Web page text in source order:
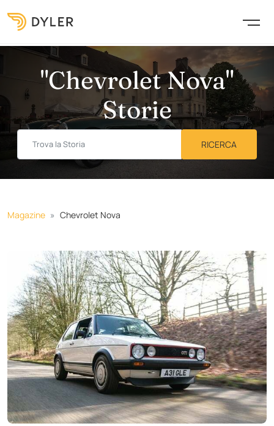
"Chevrolet Nova"
Storie
Magazine Chevrolet Nova